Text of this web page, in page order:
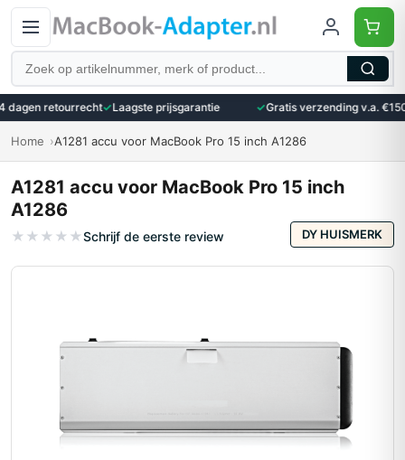
retourrecht✓Laagste prijsgarantie Gratis verzending v.a. €150
Home A1281 accu voor MacBook Pro 15 inch A1286
A1281 accu voor MacBook Pro 15 inch
A1286
★ ★ ★ ★ ★Schrijf de eerste review DY HUISMERK